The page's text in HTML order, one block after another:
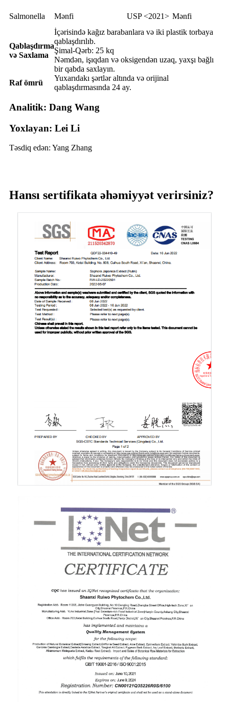
Salmonella Mənfi USP <2021> Mənfi
Qablaşdırma
və Saxlama
İçərisində kağız barabanlara və iki plastik torbaya
qablaşdırılıb.
Şimal-Qərb: 25 kq
Nəmdən, işıqdan və oksigendən uzaq, yaxşı bağlı
bir qabda saxlayın.
Raf ömrü
Yuxarıdakı şərtlər altında və orijinal
qablaşdırmasında 24 ay.
Analitik: Dang Wang
Yoxlayan: Lei Li
Təsdiq edən: Yang Zhang
Hansı sertifikata əhəmiyyət verirsiniz?